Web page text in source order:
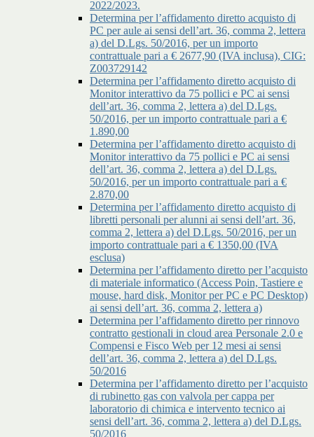
2022/2023.
Determina per l’affidamento diretto acquisto di
PC per aule ai sensi dell’art. 36, comma 2, lettera
a) del D.Lgs. 50/2016, per un importo
contrattuale pari a € 2677,90 (IVA inclusa), CIG:
Z003729142
Determina per l’affidamento diretto acquisto di
Monitor interattivo da 75 pollici e PC ai sensi
dell’art. 36, comma 2, lettera a) del D.Lgs.
50/2016, per un importo contrattuale pari a €
1.890,00
Determina per l’affidamento diretto acquisto di
Monitor interattivo da 75 pollici e PC ai sensi
dell’art. 36, comma 2, lettera a) del D.Lgs.
50/2016, per un importo contrattuale pari a €
2.870,00
Determina per l’affidamento diretto acquisto di
libretti personali per alunni ai sensi dell’art. 36,
comma 2, lettera a) del D.Lgs. 50/2016, per un
importo contrattuale pari a € 1350,00 (IVA
esclusa)
Determina per l’affidamento diretto per l’acquisto
di materiale informatico (Access Poin, Tastiere e
mouse, hard disk, Monitor per PC e PC Desktop)
ai sensi dell’art. 36, comma 2, lettera a)
Determina per l’affidamento diretto per rinnovo
contratto gestionali in cloud area Personale 2.0 e
Compensi e Fisco Web per 12 mesi ai sensi
dell’art. 36, comma 2, lettera a) del D.Lgs.
50/2016
Determina per l’affidamento diretto per l’acquisto
di rubinetto gas con valvola per cappa per
laboratorio di chimica e intervento tecnico ai
sensi dell’art. 36, comma 2, lettera a) del D.Lgs.
50/2016